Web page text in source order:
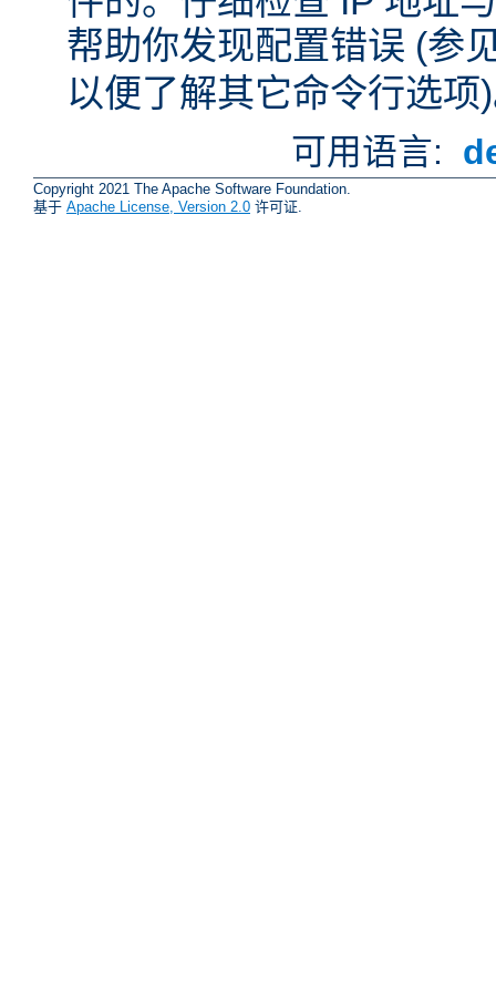
帮助你发现配置错误 (参
以便了解其它命令行选项
可用语言:
Copyright 2021 The Apache Software Foundation.
基于 Apache License, Version 2.0 许可证.